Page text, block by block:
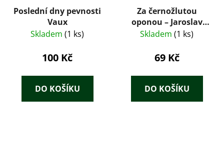
Poslední dny pevnosti
Vaux
Skladem (1 ks)
100 Kč
DO KOŠÍKU
Za černožlutou
oponou – Jaroslav
Kunz
Skladem (1 ks)
69 Kč
DO KOŠÍKU